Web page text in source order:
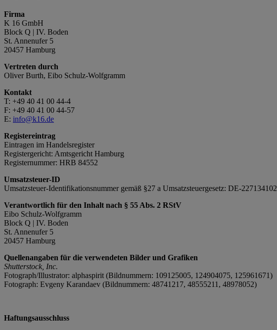
Firma
K 16 GmbH
Block Q | IV. Boden
St. Annenufer 5
20457 Hamburg
Vertreten durch
Oliver Burth, Eibo Schulz-Wolfgramm
Kontakt
T: +49 40 41 00 44-4
F: +49 40 41 00 44-57
E: info@k16.de
Registereintrag
Eintragen im Handelsregister
Registergericht: Amtsgericht Hamburg
Registernummer: HRB 84552
Umsatzsteuer-ID
Umsatzsteuer-Identifikationsnummer gemäß §27 a Umsatzsteuergesetz: DE-227134102
Verantwortlich für den Inhalt nach § 55 Abs. 2 RStV
Eibo Schulz-Wolfgramm
Block Q | IV. Boden
St. Annenufer 5
20457 Hamburg
Quellenangaben für die verwendeten Bilder und Grafiken
Shutterstock, Inc.
Fotograph/Illustrator: alphaspirit (Bildnummern: 109125005, 124904075, 125961671)
Fotograph: Evgeny Karandaev (Bildnummern: 48741217, 48555211, 48978052)
Haftungsausschluss